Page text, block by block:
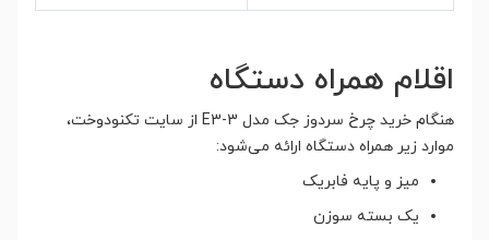
اقلام همراه دستگاه
هنگام خرید چرخ سردوز جک مدل E3-3 از سایت تکنودوخت،
موارد زیر همراه دستگاه ارائه می‌شود:
میز و پایه فابریک
یک بسته سوزن